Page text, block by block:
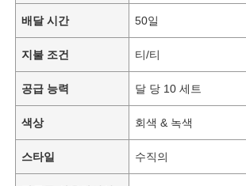
배달 시간 50일
지불 조건 티/티
공급 능력 달 당 10 세트
색상 회색 & 녹색
스타일 수직의